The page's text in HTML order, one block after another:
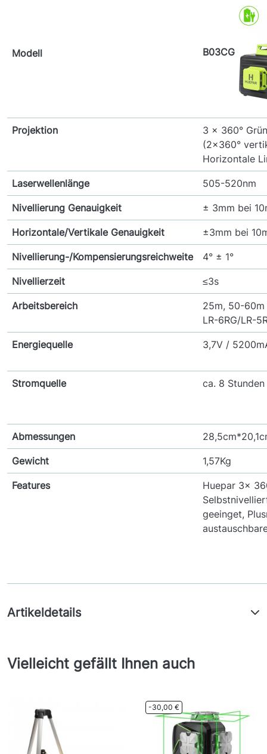
Modell B03CG
Projektion
3 x 360°
(2x360°
Horizontale
Laserwellenlänge 505-520nm
Nivellierung Genauigkeit ± 3mm bei
Horizontale/Vertikale Genauigkeit ±3mm bei
Nivellierung-/Kompensierungsreichweite 4° ± 1°
Nivellierzeit ≤3s
Arbeitsbereich
25m, 50-
LR-6RG/LR-
Energiequelle 3,7V /
Stromquelle ca. 8
Abmessungen
Gewicht 1,57Kg
Features
Huepar 3x
geeinget,
Artikeldetails
Vielleicht gefällt Ihnen auch
-30,00 €